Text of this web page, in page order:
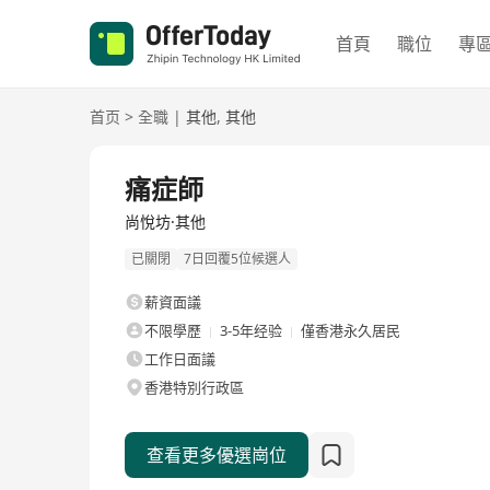
首頁 職位 專
首页 > 全職 | 其他, 其他
痛症師
尚悅坊·其他
已關閉 7日回覆5位候選人
薪資面議
不限學歷
3-5年经验
僅香港永久居民
工作日面議
香港特別行政區
查看更多優選崗位